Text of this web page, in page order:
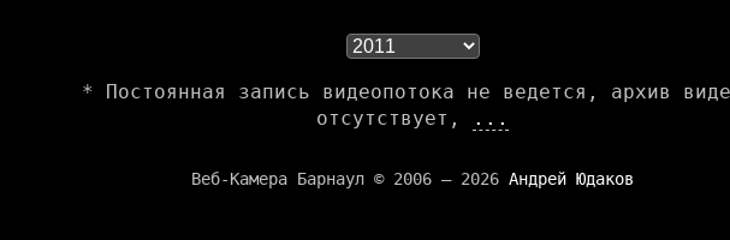
* Постоянная запись видеопотока не ведется, архив
отсутствует,
...
Веб-Камера Барнаул © 2006 — 2026 Андрей Юдаков